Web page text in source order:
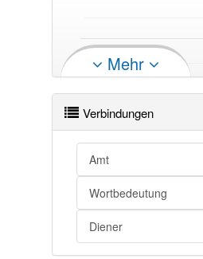
Ministerpräsident
Ministerpräsident
Ministerpräsident
Mehr
Verbindungen
Amt
Wortbedeutung
Diener